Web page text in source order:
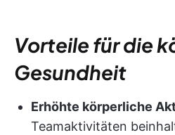
Vorteile für die
Gesundheit
Erhöhte körperliche
Teamaktivitäten